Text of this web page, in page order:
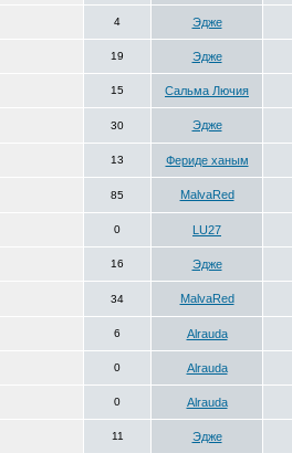
4 Эдже
19 Эдже
15 Сальма Лючия
30 Эдже
13 Фериде ханым
85 MalvaRed
0 LU27
16 Эдже
34 MalvaRed
6 Alrauda
0 Alrauda
0 Alrauda
11 Эдже